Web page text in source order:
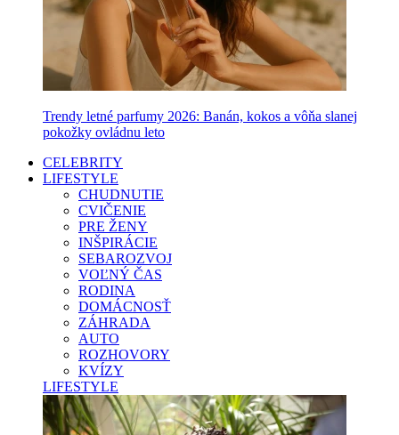
Trendy letné parfumy 2026: Banán, kokos a vôňa slanej
pokožky ovládnu leto
CELEBRITY
LIFESTYLE
CHUDNUTIE
CVIČENIE
PRE ŽENY
INŠPIRÁCIE
SEBAROZVOJ
VOĽNÝ ČAS
RODINA
DOMÁCNOSŤ
ZÁHRADA
AUTO
ROZHOVORY
KVÍZY
LIFESTYLE